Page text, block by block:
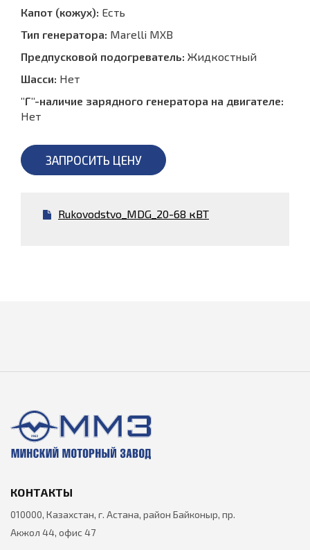
Капот (кожух): Есть
Тип генератора: Marelli MXB
Предпусковой подогреватель: Жидкостный
Шасси: Нет
"Г"-наличие зарядного генератора на двигателе:
Нет
ЗАПРОСИТЬ ЦЕНУ
Rukovodstvo_MDG_20-68 кВТ
КОНТАКТЫ
010000, Казахстан, г. Астана, район Байконыр, пр.
Акжол 44, офис 47